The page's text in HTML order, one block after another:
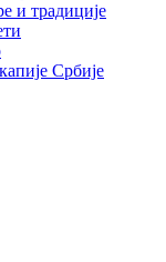
и традиције
Србије